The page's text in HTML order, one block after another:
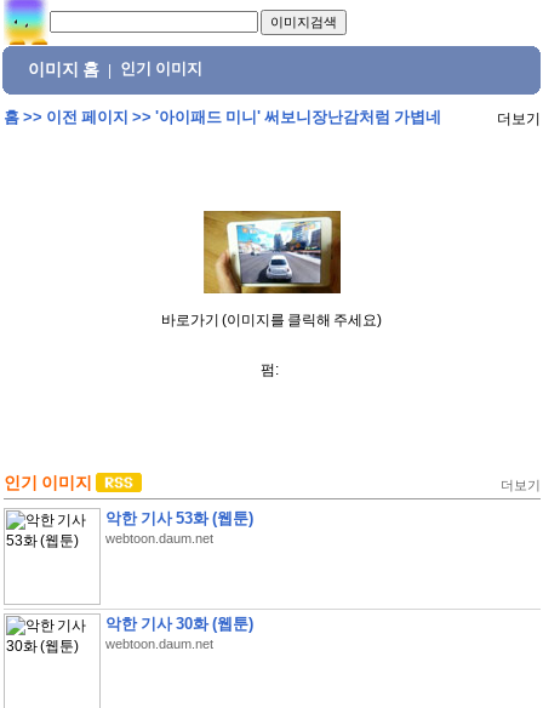
이미지 홈 인기 이미지
홈>> 이전 페이지 >> '아이패드 미니' 써보니장난감처럼 가볍네 더보기
바로가기 (이미지를 클릭해 주세요)
펌:
인기 이미지 더보기
악한 기사 53화 (웹툰)
webtoon.daum.net
악한 기사 30화 (웹툰)
webtoon.daum.net